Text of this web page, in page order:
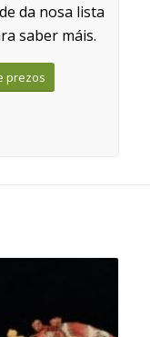
da nosa lista
saber máis.
prezos